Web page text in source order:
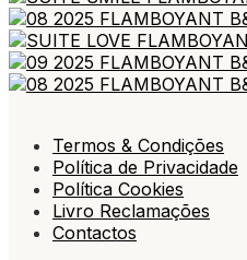
Termos & Condições
Política de Privacidade
Política Cookies
Livro Reclamações
Contactos